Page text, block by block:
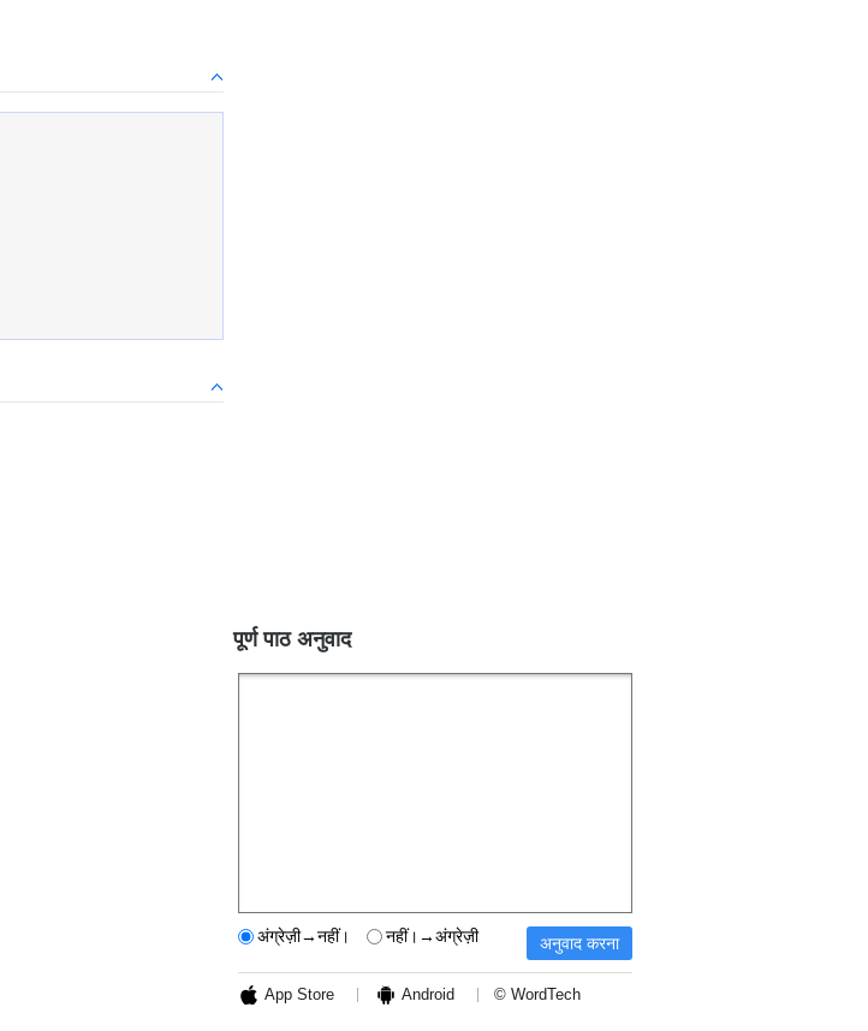
पूर्ण पाठ अनुवाद
अंग्रेज़ी→नहीं। नहीं।→अंग्रेज़ी
App Store Android © WordTech